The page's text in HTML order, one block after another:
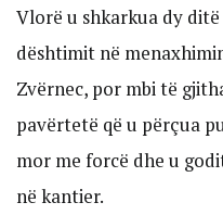
Vlorë u shkarkua dy
dështimit në
Zvërnec, por mbi të
pavërtetë që u përçua
mor me forcë dhe u
në kantier.